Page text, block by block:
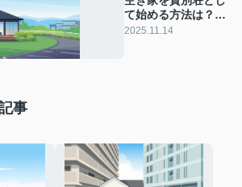
て始める方法は？メ
リットや利回りの考
2025.11.14
事